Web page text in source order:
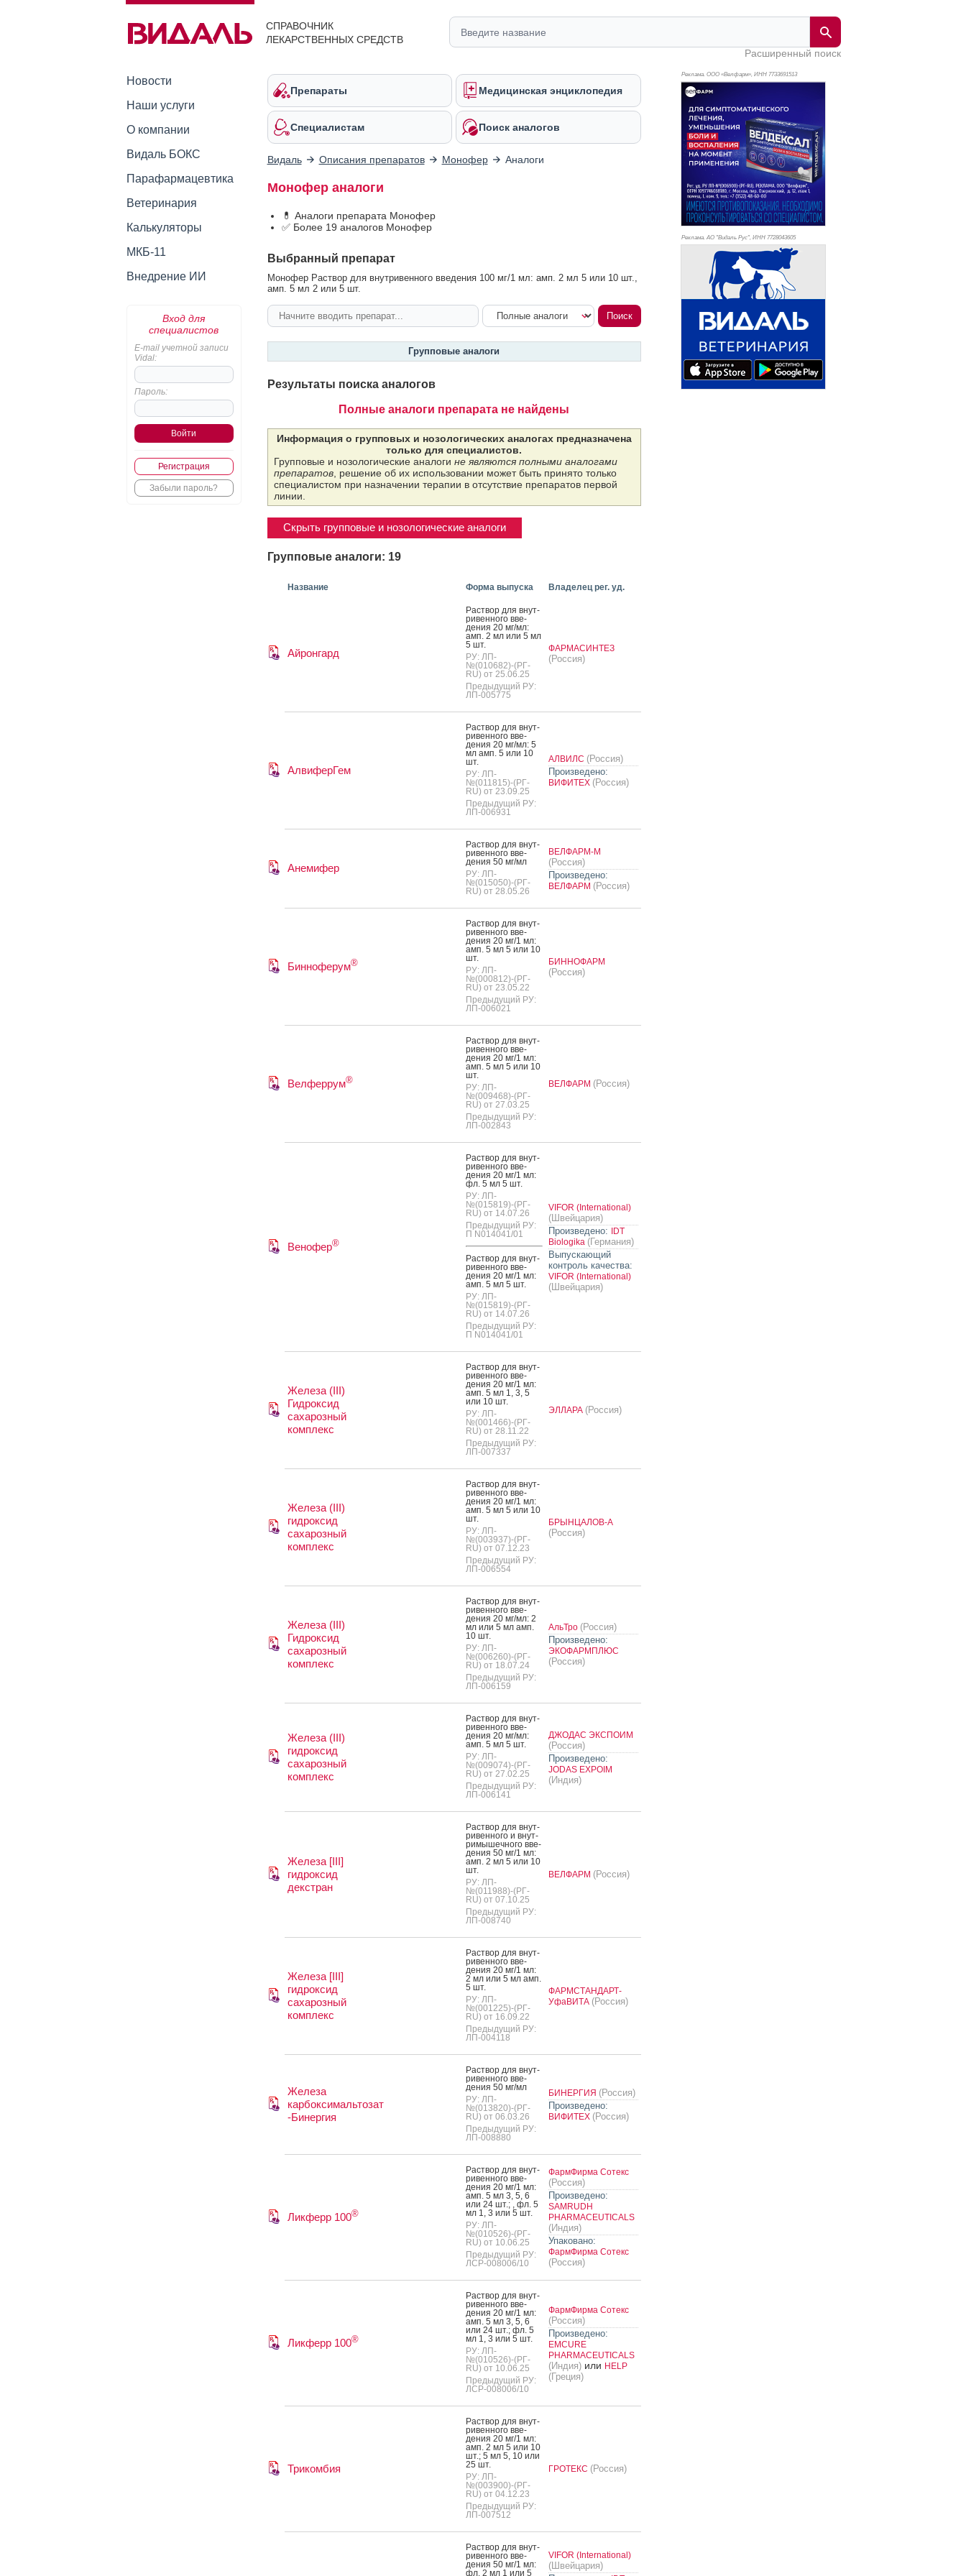
СПРАВОЧНИК
ЛЕКАРСТВЕННЫХ СРЕДСТВ
Расширенный поиск
Новости
Наши услуги
О компании
Видаль БОКС
Парафармацевтика
Ветеринария
Калькуляторы
МКБ-11
Внедрение ИИ
Вход для
специалистов
E-mail учетной записи
Vidal:
Пароль:
Регистрация
Забыли пароль?
Препараты Медицинская энциклопедия
Специалистам Поиск аналогов
Видаль Описания препаратов Монофер Аналоги
Монофер аналоги
💊 Аналоги препарата Монофер
✅ Более 19 аналогов Монофер
Выбранный препарат
Монофер Раствор для внутривенного введения 100 мг/1 мл: амп. 2 мл 5 или 10 шт.,
амп. 5 мл 2 или 5 шт.
Групповые аналоги
Результаты поиска аналогов
Полные аналоги препарата не найдены
Информация о групповых и нозологических аналогах предназначена
только для специалистов.
Групповые и нозологические аналоги не являются полными аналогами
препаратов, решение об их использовании может быть принято только
специалистом при назначении терапии в отсутствие препаратов первой
линии.
Скрыть групповые и нозологические аналоги
Групповые аналоги: 19
Название Форма выпуска Владелец рег. уд.
Айронгард
Рас­твор для внут­
ри­вен­но­го вве­
дения 20 мг/мл:
амп. 2 мл или 5 мл
5 шт.
РУ: ЛП-
№(010682)-(РГ-
RU) от 25.06.25
Предыдущий РУ:
ЛП-005775
ФАРМАСИНТЕЗ
(Россия)
АлвиферГем
Рас­твор для внут­
ри­вен­но­го вве­
дения 20 мг/мл: 5
мл амп. 5 или 10
шт.
РУ: ЛП-
№(011815)-(РГ-
RU) от 23.09.25
Предыдущий РУ:
ЛП-006931
АЛВИЛС (Россия)
Произведено:
ВИФИТЕХ (Россия)
Анемифер
Рас­твор для внут­
ри­вен­но­го вве­
дения 50 мг/мл
РУ: ЛП-
№(015050)-(РГ-
RU) от 28.05.26
ВЕЛФАРМ-М
(Россия)
Произведено:
ВЕЛФАРМ (Россия)
Бинноферум®
Рас­твор для внут­
ри­вен­но­го вве­
дения 20 мг/1 мл:
амп. 5 мл 5 или 10
шт.
РУ: ЛП-
№(000812)-(РГ-
RU) от 23.05.22
Предыдущий РУ:
ЛП-006021
БИННОФАРМ
(Россия)
Велферрум®
Рас­твор для внут­
ри­вен­но­го вве­
дения 20 мг/1 мл:
амп. 5 мл 5 или 10
шт.
РУ: ЛП-
№(009468)-(РГ-
RU) от 27.03.25
Предыдущий РУ:
ЛП-002843
ВЕЛФАРМ (Россия)
Венофер®
Рас­твор для внут­
ри­вен­но­го вве­
дения 20 мг/1 мл:
фл. 5 мл 5 шт.
РУ: ЛП-
№(015819)-(РГ-
RU) от 14.07.26
Предыдущий РУ:
П N014041/01
Рас­твор для внут­
ри­вен­но­го вве­
дения 20 мг/1 мл:
амп. 5 мл 5 шт.
РУ: ЛП-
№(015819)-(РГ-
RU) от 14.07.26
Предыдущий РУ:
П N014041/01
VIFOR (International)
(Швейцария)
Произведено: IDT
Biologika (Германия)
Выпускающий
контроль качества:
VIFOR (International)
(Швейцария)
Железа (III)
Гидроксид
сахарозный
комплекс
Рас­твор для внут­
ри­вен­но­го вве­
дения 20 мг/1 мл:
амп. 5 мл 1, 3, 5
или 10 шт.
РУ: ЛП-
№(001466)-(РГ-
RU) от 28.11.22
Предыдущий РУ:
ЛП-007337
ЭЛЛАРА (Россия)
Железа (III)
гидроксид
сахарозный
комплекс
Рас­твор для внут­
ри­вен­но­го вве­
дения 20 мг/1 мл:
амп. 5 мл 5 или 10
шт.
РУ: ЛП-
№(003937)-(РГ-
RU) от 07.12.23
Предыдущий РУ:
ЛП-006554
БРЫНЦАЛОВ-А
(Россия)
Железа (III)
Гидроксид
сахарозный
комплекс
Рас­твор для внут­
ри­вен­но­го вве­
дения 20 мг/мл: 2
мл или 5 мл амп.
10 шт.
РУ: ЛП-
№(006260)-(РГ-
RU) от 18.07.24
Предыдущий РУ:
ЛП-006159
АльТро (Россия)
Произведено:
ЭКОФАРМПЛЮС
(Россия)
Железа (III)
гидроксид
сахарозный
комплекс
Рас­твор для внут­
ри­вен­но­го вве­
дения 20 мг/мл:
амп. 5 мл 5 шт.
РУ: ЛП-
№(009074)-(РГ-
RU) от 27.02.25
Предыдущий РУ:
ЛП-006141
ДЖОДАС ЭКСПОИМ
(Россия)
Произведено:
JODAS EXPOIM
(Индия)
Железа [III]
гидроксид
декстран
Рас­твор для внут­
ри­вен­но­го и внут­
ри­мышеч­но­го вве­
дения 50 мг/1 мл:
амп. 2 мл 5 или 10
шт.
РУ: ЛП-
№(011988)-(РГ-
RU) от 07.10.25
Предыдущий РУ:
ЛП-008740
ВЕЛФАРМ (Россия)
Железа [III]
гидроксид
сахарозный
комплекс
Рас­твор для внут­
ри­вен­но­го вве­
дения 20 мг/1 мл:
2 мл или 5 мл амп.
5 шт.
РУ: ЛП-
№(001225)-(РГ-
RU) от 16.09.22
Предыдущий РУ:
ЛП-004118
ФАРМСТАНДАРТ-
УфаВИТА (Россия)
Железа
карбоксимальтозат
-Бинергия
Рас­твор для внут­
ри­вен­но­го вве­
дения 50 мг/мл
РУ: ЛП-
№(013820)-(РГ-
RU) от 06.03.26
Предыдущий РУ:
ЛП-008880
БИНЕРГИЯ (Россия)
Произведено:
ВИФИТЕХ (Россия)
Ликферр 100®
Рас­твор для внут­
ри­вен­но­го вве­
дения 20 мг/1 мл:
амп. 5 мл 3, 5, 6
или 24 шт.; , фл. 5
мл 1, 3 или 5 шт.
РУ: ЛП-
№(010526)-(РГ-
RU) от 10.06.25
Предыдущий РУ:
ЛСР-008006/10
ФармФирма Сотекс
(Россия)
Произведено:
SAMRUDH
PHARMACEUTICALS
(Индия)
Упаковано:
ФармФирма Сотекс
(Россия)
Ликферр 100®
Рас­твор для внут­
ри­вен­но­го вве­
дения 20 мг/1 мл:
амп. 5 мл 3, 5, 6
или 24 шт.; фл. 5
мл 1, 3 или 5 шт.
РУ: ЛП-
№(010526)-(РГ-
RU) от 10.06.25
Предыдущий РУ:
ЛСР-008006/10
ФармФирма Сотекс
(Россия)
Произведено:
EMCURE
PHARMACEUTICALS
(Индия)или HELP
(Греция)
Трикомбия
Рас­твор для внут­
ри­вен­но­го вве­
дения 20 мг/1 мл:
амп. 2 мл 5 или 10
шт.; 5 мл 5, 10 или
25 шт.
РУ: ЛП-
№(003900)-(РГ-
RU) от 04.12.23
Предыдущий РУ:
ЛП-007512
ГРОТЕКС (Россия)
Рас­твор для внут­
ри­вен­но­го вве­
дения 50 мг/1 мл:
фл. 2 мл 1 или 5
VIFOR (International)
(Швейцария)
Реклама. ООО «Велфарм», ИНН 7733691513
Реклама. АО "Видаль Рус", ИНН 7728043605